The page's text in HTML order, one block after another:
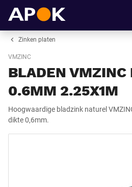
Zinken platen
VMZINC
BLADEN VMZINC
0.6MM 2.25X1M
Hoogwaardige bladzink naturel
dikte 0,6mm.